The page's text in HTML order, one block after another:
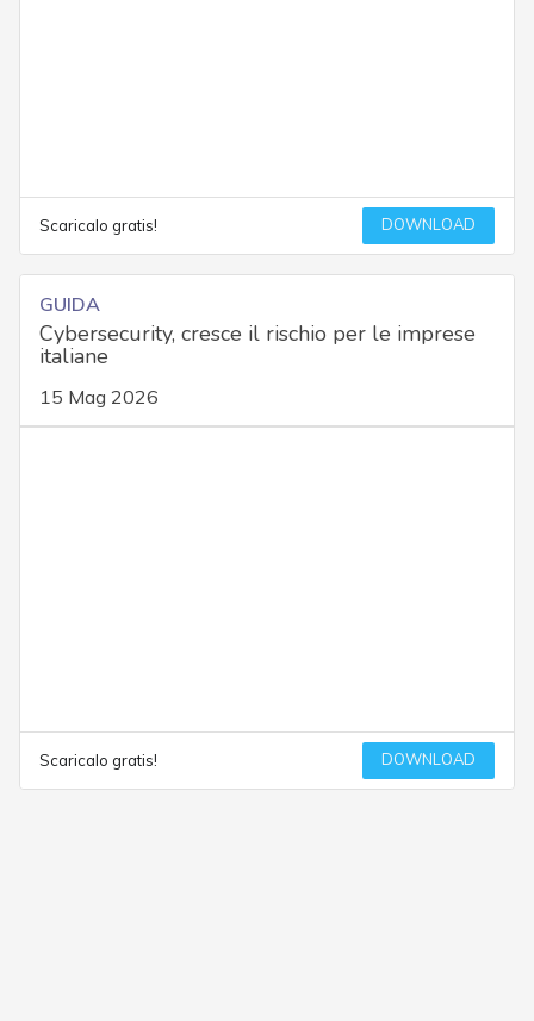
Scaricalo gratis! DOWNLOAD
GUIDA
Cybersecurity, cresce il rischio per le imprese
italiane
15 Mag 2026
Scaricalo gratis! DOWNLOAD